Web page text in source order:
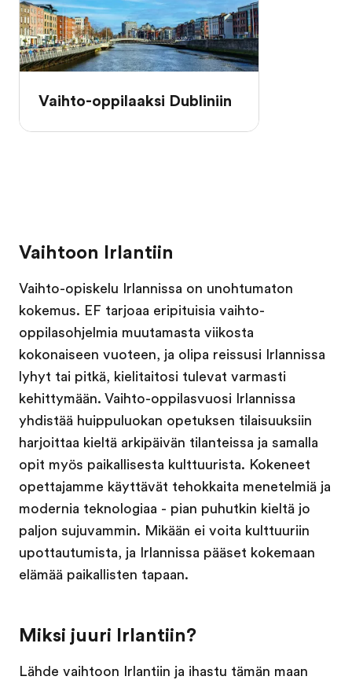
Vaihto-oppilaaksi Dubliniin
Vaihtoon Irlantiin
Vaihto-opiskelu Irlannissa on unohtumaton
kokemus. EF tarjoaa eripituisia vaihto-
oppilasohjelmia muutamasta viikosta
kokonaiseen vuoteen, ja olipa reissusi Irlannissa
lyhyt tai pitkä, kielitaitosi tulevat varmasti
kehittymään. Vaihto-oppilasvuosi Irlannissa
yhdistää huippuluokan opetuksen tilaisuuksiin
harjoittaa kieltä arkipäivän tilanteissa ja samalla
opit myös paikallisesta kulttuurista. Kokeneet
opettajamme käyttävät tehokkaita menetelmiä ja
modernia teknologiaa - pian puhutkin kieltä jo
paljon sujuvammin. Mikään ei voita kulttuuriin
upottautumista, ja Irlannissa pääset kokemaan
elämää paikallisten tapaan.
Miksi juuri Irlantiin?
Lähde vaihtoon Irlantiin ja ihastu tämän maan